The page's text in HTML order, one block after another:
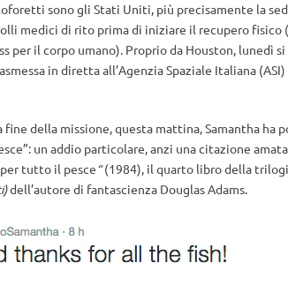
sono gli Stati Uniti, più precisamente la
medici di rito prima di iniziare il recupero fisico
per il corpo umano). Proprio da Houston, lunedì
in diretta all’Agenzia Spaziale Italiana
fine della missione, questa mattina, Samantha ha
un addio particolare, anzi una citazione
tutto il pesce“(1984), il quarto libro della
)dell’autore di fantascienza Douglas Adams.